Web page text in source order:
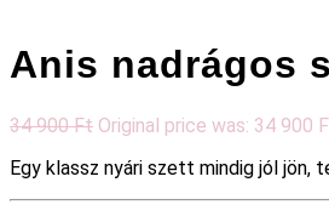
Anis nadrágos
34 900Ft Original price was: 34 900
Egy klassz nyári szett mindig jól jön,